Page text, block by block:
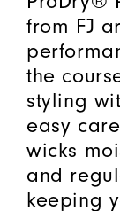
from FJ
the
styling
easy
wicks
and
keeping